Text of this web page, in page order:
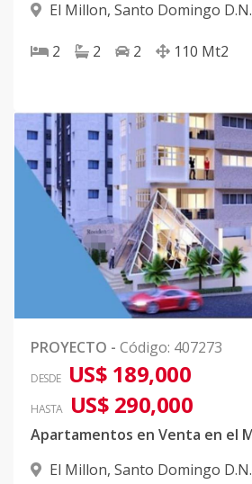
El Millon, Santo Domingo D.N.
2 2 2 110 Mt2
PROYECTO - Código: 407273
DESDE US$ 189,000
HASTA US$ 290,000
El Millon, Santo Domingo D.N.